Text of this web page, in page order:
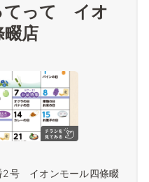
てって イオ
畷店
2号 イオンモール四條畷